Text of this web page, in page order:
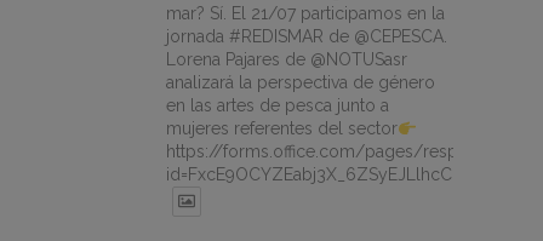
mar? Sí. El 21/07 participamos en la
jornada #REDISMAR de @CEPESCA.
Lorena Pajares de @NOTUSasr
analizará la perspectiva de género
en las artes de pesca junto a
mujeres referentes del sector
https://forms.office.com/pages/